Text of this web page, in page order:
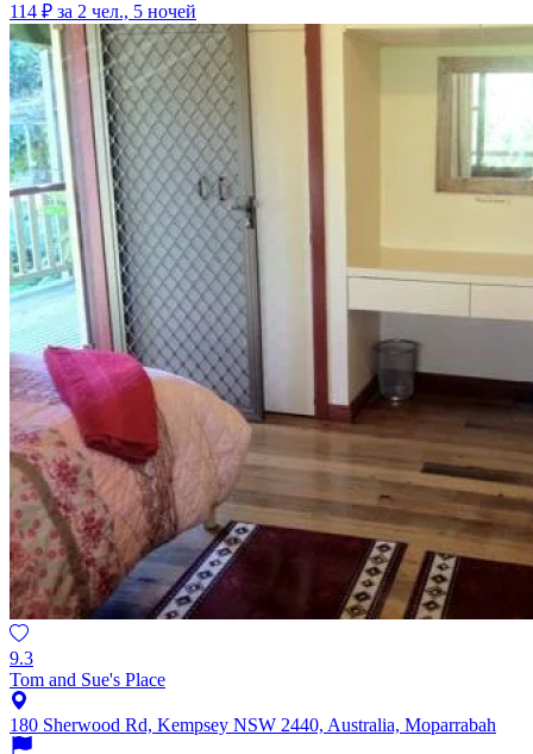
114 ₽ за 2 чел., 5 ночей
9.3
Tom and Sue's Place
180 Sherwood Rd, Kempsey NSW 2440, Australia, Moparrabah